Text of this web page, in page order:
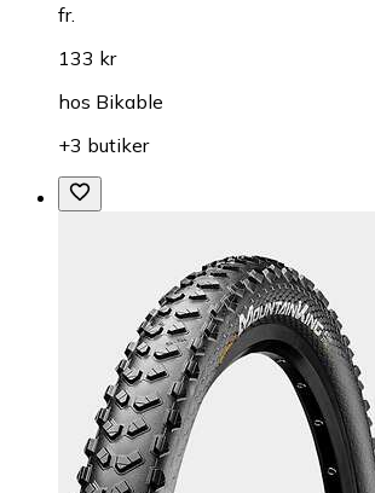
fr.
133 kr
hos Bikable
+3 butiker